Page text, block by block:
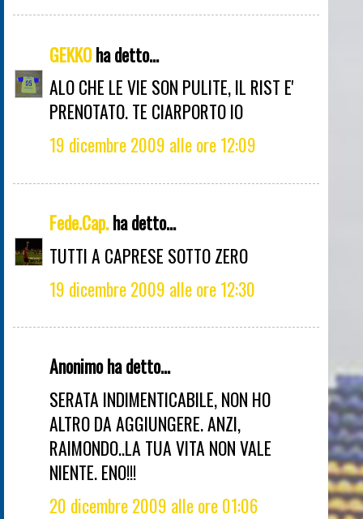
GEKKOha detto...
ALO CHE LE VIE SON PULITE, IL RIST E'
PRENOTATO. TE CIARPORTO IO
19 dicembre 2009 alle ore 12:09
Fede.Cap.ha detto...
TUTTI A CAPRESE SOTTO ZERO
19 dicembre 2009 alle ore 12:30
Anonimo ha detto...
SERATA INDIMENTICABILE, NON HO
ALTRO DA AGGIUNGERE. ANZI,
RAIMONDO..LA TUA VITA NON VALE
NIENTE. ENO!!!
20 dicembre 2009 alle ore 01:06